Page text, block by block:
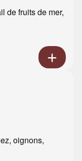
de fruits de mer,
oignons,